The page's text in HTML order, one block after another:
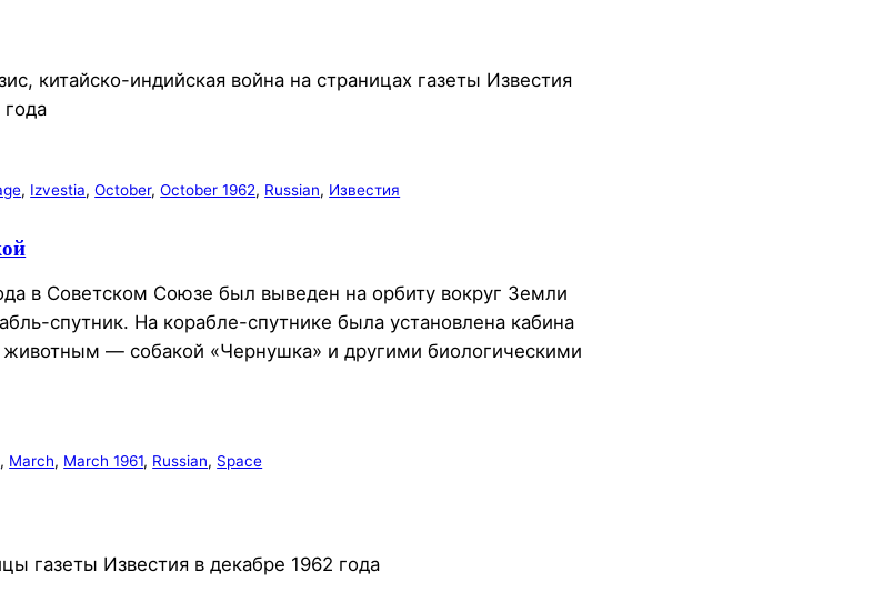
китайско-индийская война на страницах газеты Известия
года
, Izvestia, October, October 1962, Russian, Известия
в Советском Союзе был выведен на орбиту вокруг Земли
спутник. На корабле-спутнике была установлена кабина
— собакой «Чернушка» и другими биологическими
, March, March 1961, Russian, Space
газеты Известия в декабре 1962 года